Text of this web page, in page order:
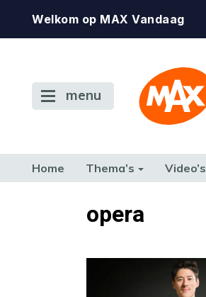
Welkom op MAX Vandaag
menu
Home Thema’s Video’s
TERUG NAAR TOEN
opera